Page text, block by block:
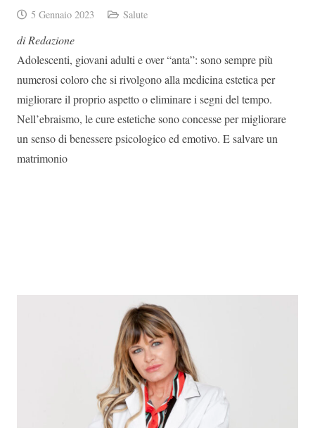
5 Gennaio 2023 Salute
di Redazione
Adolescenti, giovani adulti e over “anta”: sono sempre più
numerosi coloro che si rivolgono alla medicina estetica per
migliorare il proprio aspetto o eliminare i segni del tempo.
Nell’ebraismo, le cure estetiche sono concesse per migliorare
un senso di benessere psicologico ed emotivo. E salvare un
matrimonio